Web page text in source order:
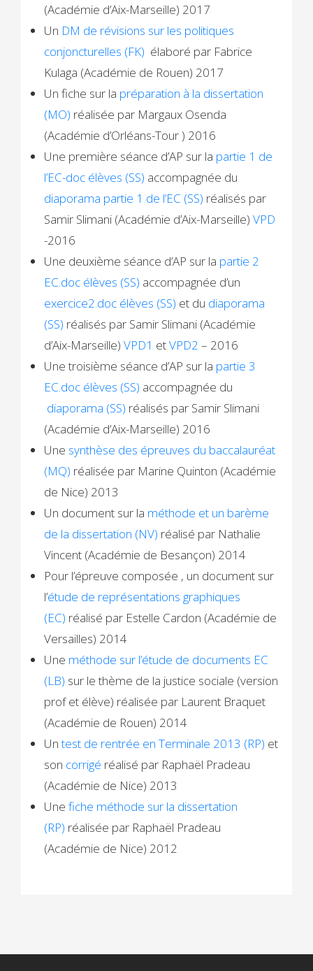
(Académie d’Aix-Marseille) 2017
Un DM de révisions sur les politiques
conjoncturelles (FK) élaboré par Fabrice
Kulaga (Académie de Rouen) 2017
Un fiche sur la préparation à la dissertation
(MO) réalisée par Margaux Osenda
(Académie d’Orléans-Tour ) 2016
Une première séance d’AP sur la partie 1 de
l’EC-doc élèves (SS) accompagnée du
diaporama partie 1 de l’EC (SS) réalisés par
Samir Slimani (Académie d’Aix-Marseille)VPD
-2016
Une deuxième séance d’AP sur la partie 2
EC.doc élèves (SS) accompagnée d’un
exercice2.doc élèves (SS) et du diaporama
(SS) réalisés par Samir Slimani (Académie
d’Aix-Marseille)VPD1 etVPD2 – 2016
Une troisième séance d’AP sur la partie 3
EC.doc élèves (SS) accompagnée du
diaporama (SS) réalisés par Samir Slimani
(Académie d’Aix-Marseille) 2016
Une synthèse des épreuves du baccalauréat
(MQ) réalisée par Marine Quinton (Académie
de Nice) 2013
Un document sur la méthode et un barème
de la dissertation (NV) réalisé par Nathalie
Vincent (Académie de Besançon) 2014
Pour l’épreuve composée , un document sur
l’étude de représentations graphiques
(EC) réalisé par Estelle Cardon (Académie de
Versailles) 2014
Une méthode sur l’étude de documents EC
(LB) sur le thème de la justice sociale (version
prof et élève) réalisée par Laurent Braquet
(Académie de Rouen) 2014
Untest de rentrée en Terminale 2013 (RP) et
son corrigé réalisé par Raphaël Pradeau
(Académie de Nice) 2013
Unefiche méthode sur la dissertation
(RP) réalisée par Raphaël Pradeau
(Académie de Nice) 2012